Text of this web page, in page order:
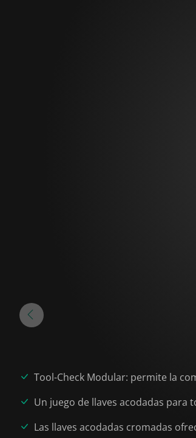
Tool-Check Modular: permite la
Un juego de llaves acodadas
Las llaves acodadas cromadas